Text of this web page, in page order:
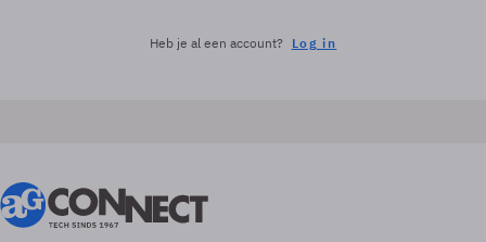
Heb je al een account? Log in